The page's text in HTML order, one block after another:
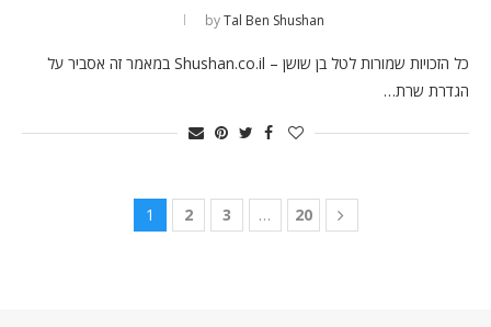
byTal Ben Shushan
כל הזכויות שמורות לטל בן שושן – Shushan.co.il במאמר זה אסביר על
הגדרת שרת…
1 2 3 … 20